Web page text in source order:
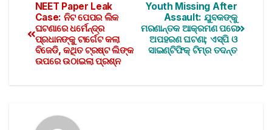
Youth Missing After
Assault: ଯୁବକଙ୍କୁ
ମରଣାନ୍ତକ ଆକ୍ରମଣ ପରେ
ଅପହରଣ ଘଟଣା; ଏସ୍‌ପି ଓ
ସାଇଣ୍ଟିଫିକ୍ ଟିମ୍‌ର ତଦନ୍ତ
NEET Paper Leak
Case: ନିଟ ପେପର ଲିକ
ଘଟଣାରେ ଧର୍ମେନ୍ଦ୍ର
ପ୍ରଧାନଙ୍କୁ ଟାର୍ଗେଟ କଲା
ବିଜେଡି, କଥିତ ଟ୍ରଷ୍ଟ ଲିଙ୍କ
ଉପରେ ଉଠାଇଲା ପ୍ରଶ୍ନ